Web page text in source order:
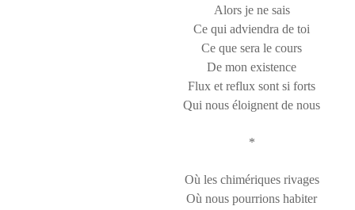
Alors je ne sais
Ce qui adviendra de toi
Ce que sera le cours
De mon existence
Flux et reflux sont si forts
Qui nous éloignent de nous
*
Où les chimériques rivages
Où nous pourrions habiter